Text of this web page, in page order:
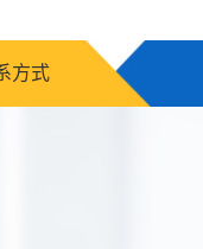
方式